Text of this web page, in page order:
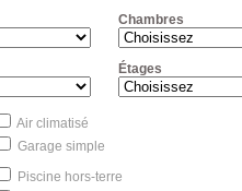
Chambres
Étages
Air climatisé
Garage simple
Piscine hors-terre